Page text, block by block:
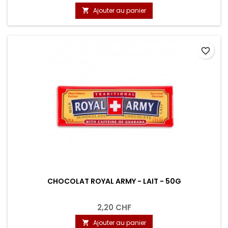
 Ajouter au panier
CHOCOLAT ROYAL ARMY - LAIT - 50G
2,20 CHF
 Ajouter au panier
favorite_border